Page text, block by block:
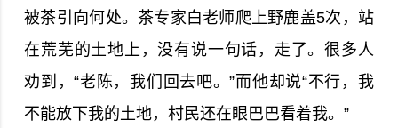
被茶引向何处。茶专家白老师爬上野鹿盖5次，站
在荒芜的土地上，没有说一句话，走了。很多人
劝到，“老陈，我们回去吧。”而他却说“不行，我
不能放下我的土地，村民还在眼巴巴看着我。”